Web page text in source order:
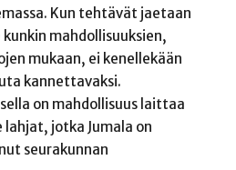
Kun tehtävät jaetaan
mahdollisuuksien,
mukaan, ei kenellekään
kannettavaksi.
on mahdollisuus laittaa
jotka Jumala on
seurakunnan